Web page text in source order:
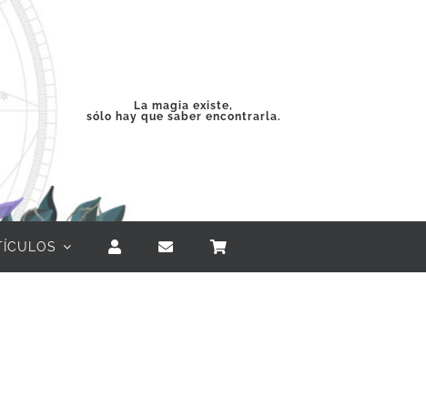
La magia existe,
sólo hay que saber encontrarla.